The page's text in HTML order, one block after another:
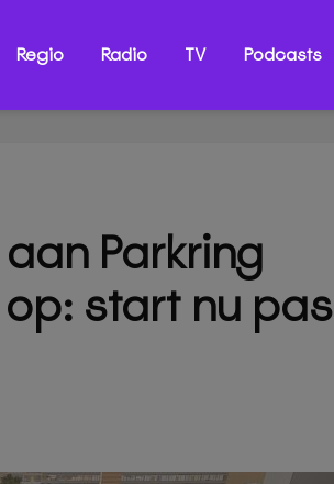
Regio Radio TV Podcasts
Parkring
start nu pas